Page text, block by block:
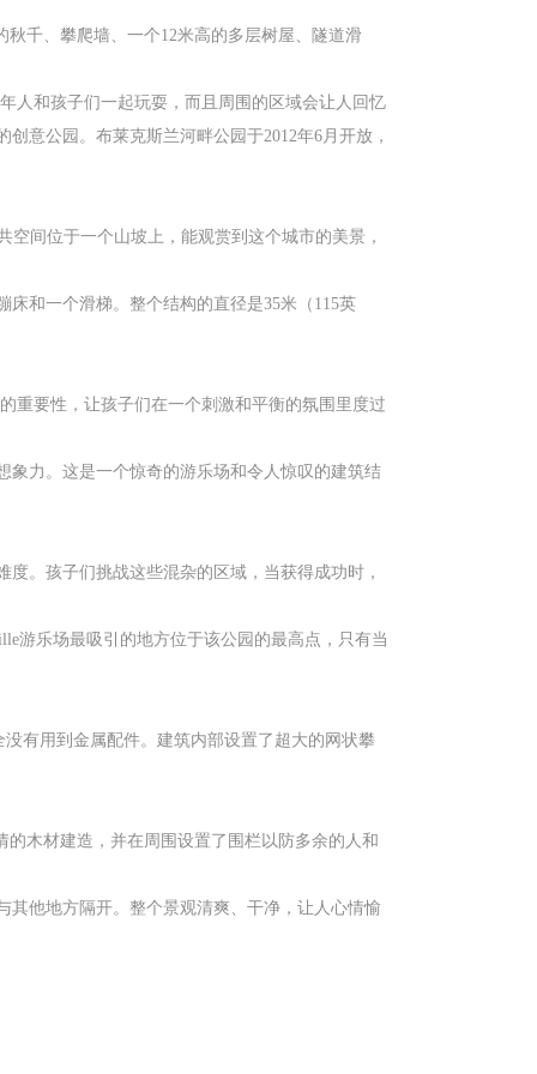
千、攀爬墙、一个12米高的多层树屋、隧道滑
人和孩子们一起玩耍，而且周围的区域会让人回忆
意公园。布莱克斯兰河畔公园于2012年6月开放，
间位于一个山坡上，能观赏到这个城市的美景，
和一个滑梯。整个结构的直径是35米（115英
重要性，让孩子们在一个刺激和平衡的氛围里度过
象力。这是一个惊奇的游乐场和令人惊叹的建筑结
。孩子们挑战这些混杂的区域，当获得成功时，
游乐场最吸引的地方位于该公园的最高点，只有当
有用到金属配件。建筑内部设置了超大的网状攀
木材建造，并在周围设置了围栏以防多余的人和
他地方隔开。整个景观清爽、干净，让人心情愉